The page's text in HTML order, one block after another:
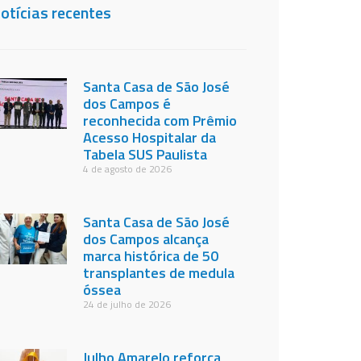
recentes
Santa Casa de São José
dos Campos é
reconhecida com Prêmio
Acesso Hospitalar da
Tabela SUS Paulista
4 de agosto de 2026
Santa Casa de São José
dos Campos alcança
marca histórica de 50
transplantes de medula
óssea
24 de julho de 2026